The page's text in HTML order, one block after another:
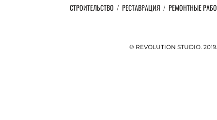
СТРОИТЕЛЬСТВО / РЕСТАВРАЦИЯ /РЕМОНТНЫЕ
© REVOLUTION STUDIO.